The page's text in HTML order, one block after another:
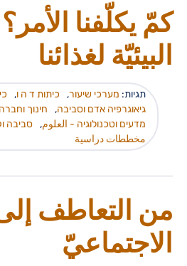
كمّ يكلّفنا
البيئيّة لغذائنا
תגיות: מערכי שיעור, כיתות ד ה ו,
גיאוגרפיה אדם וסביבה, חינוך
מדעים וטכנולוגיה - العلوم, סביבה
مخططات دراسية
من التعاطف
الاجتماعيّ